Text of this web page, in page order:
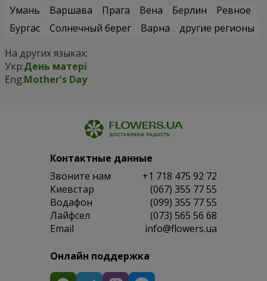
Умань
Варшава Прага Вена Берлин
Ревное
Бургас
Солнечный берег Варна
другие регионы
На других языках:
Укр:День матері
Eng:Mother's Day
Контактные данные
Звоните нам
+1 718 475 92 72
Киевстар
(067) 355 77 55
Водафон
(099) 355 77 55
Лайфсел
(073) 565 56 68
Email
info@flowers.ua
Онлайн поддержка